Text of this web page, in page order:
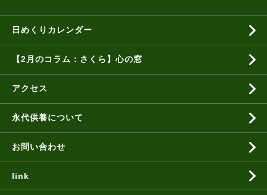
日めくりカレンダー
【2月のコラム：さくら】心の窓
アクセス
永代供養について
お問い合わせ
link